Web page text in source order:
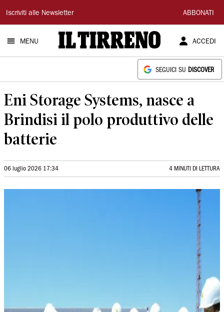
Il
Tirreno
Iscriviti alle Newsletter ABBONATI
MENU ACCEDI
SEGUICI SU DISCOVER
Eni Storage Systems, nasce a
Brindisi il polo produttivo delle
batterie
06 luglio 2026 17:34 4 MINUTI DI LETTURA